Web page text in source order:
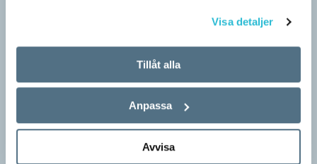
Visa detaljer
Tillåt alla
Anpassa
Avvisa
Vet du vad färöiska orden betyder? (Kviss